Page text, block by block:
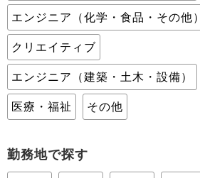
エンジニア（化学・食品・その他）
クリエイティブ
エンジニア（建築・土木・設備）
医療・福祉 その他
勤務地で探す